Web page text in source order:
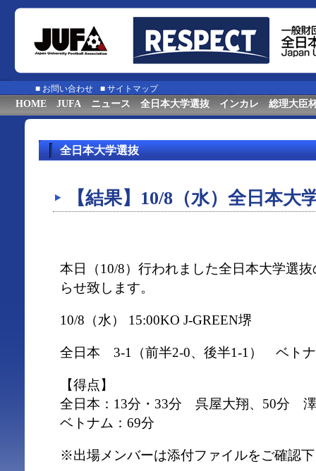
■ お問い合わせ ■ サイトマップ
HOME JUFA ニュース 全日本大学選抜 インカレ 総理大臣
全日本大学選抜
【結果】10/8（水）全日本大
本日（10/8）行われました全日本大学選
らせ致します。
10/8（水） 15:00KO J-GREEN堺
全日本 3-1（前半2-0、後半1-1） ベト
【得点】
全日本：13分・33分 呉屋大翔、50分
ベトナム：69分
※出場メンバーは添付ファイルをご確認